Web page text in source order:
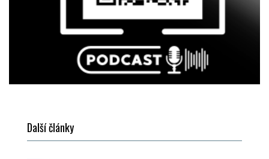
Další články